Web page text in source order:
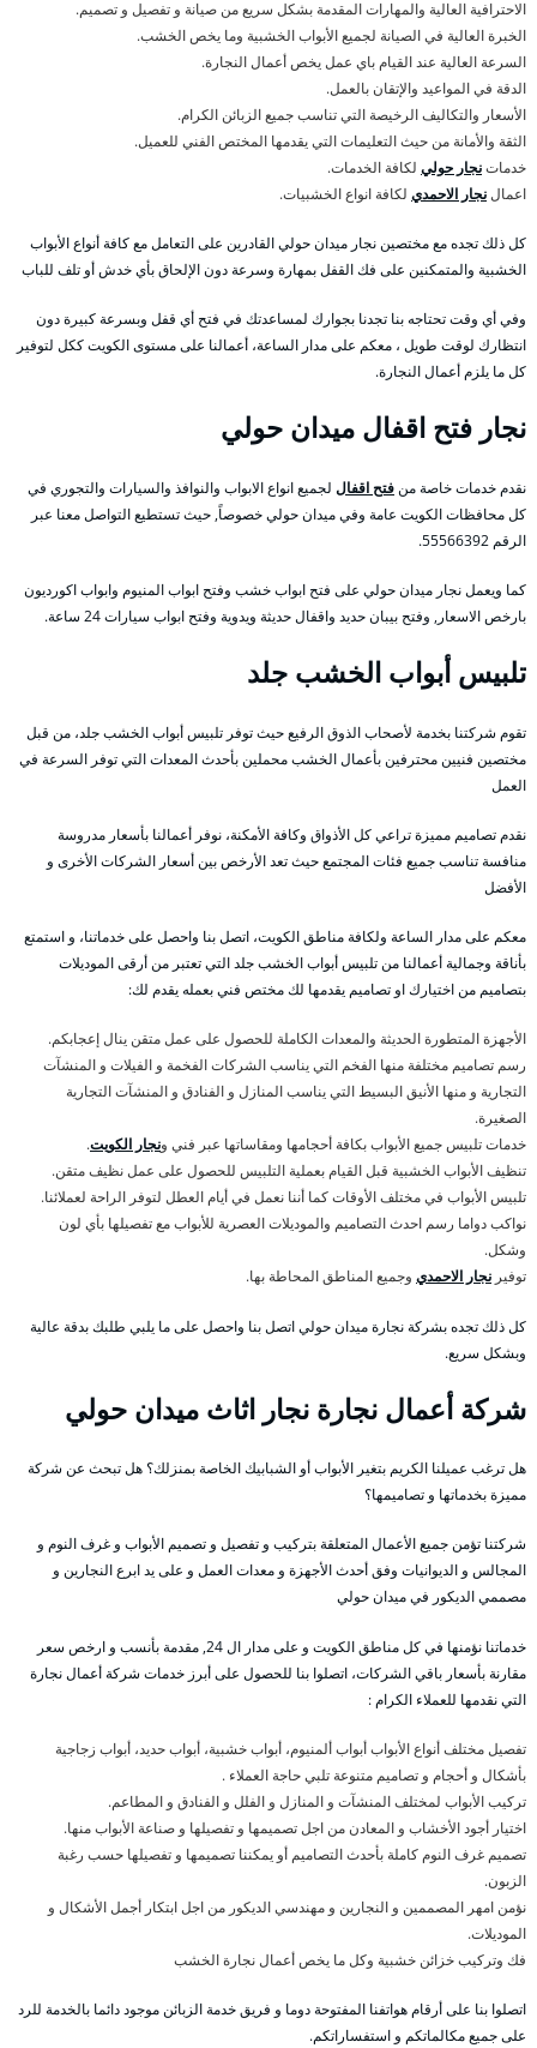
الاحترافية العالية والمهارات المقدمة بشكل سريع من صيانة و تفصيل و تصميم.
الخبرة العالية في الصيانة لجميع الأبواب الخشبية وما يخص الخشب.
السرعة العالية عند القيام باي عمل يخص أعمال النجارة.
الدقة في المواعيد والإتقان بالعمل.
الأسعار والتكاليف الرخيصة التي تناسب جميع الزبائن الكرام.
الثقة والأمانة من حيث التعليمات التي يقدمها المختص الفني للعميل.
خدماتنجار حولي لكافة الخدمات.
اعمالنجار الاحمدي لكافة انواع الخشبيات.
كل ذلك تجده مع مختصين نجار ميدان حولي القادرين على التعامل مع كافة أنواع الأبواب
الخشبية والمتمكنين على فك القفل بمهارة وسرعة دون الإلحاق بأي خدش أو تلف للباب
وفي أي وقت تحتاجه بنا تجدنا بجوارك لمساعدتك في فتح أي قفل وبسرعة كبيرة دون
انتظارك لوقت طويل ، معكم على مدار الساعة، أعمالنا على مستوى الكويت ككل لتوفير
كل ما يلزم أعمال النجارة.
نجار فتح اقفال ميدان حولي
نقدم خدمات خاصة منفتح اقفال لجميع انواع الابواب والنوافذ والسيارات والتجوري في
كل محافظات الكويت عامة وفي ميدان حولي خصوصاً, حيث تستطيع التواصل معنا عبر
الرقم 55566392.
كما ويعمل نجار ميدان حولي على فتح ابواب خشب وفتح ابواب المنيوم وابواب اكورديون
بارخص الاسعار, وفتح بيبان حديد واقفال حديثة ويدوية وفتح ابواب سيارات 24 ساعة.
تلبيس أبواب الخشب جلد
تقوم شركتنا بخدمة لأصحاب الذوق الرفيع حيث توفر تلبيس أبواب الخشب جلد، من قبل
مختصين فنيين محترفين بأعمال الخشب محملين بأحدث المعدات التي توفر السرعة في
العمل
نقدم تصاميم مميزة تراعي كل الأذواق وكافة الأمكنة، نوفر أعمالنا بأسعار مدروسة
منافسة تناسب جميع فئات المجتمع حيث تعد الأرخص بين أسعار الشركات الأخرى و
الأفضل
معكم على مدار الساعة ولكافة مناطق الكويت، اتصل بنا واحصل على خدماتنا، و استمتع
بأناقة وجمالية أعمالنا من تلبيس أبواب الخشب جلد التي تعتبر من أرقى الموديلات
بتصاميم من اختيارك او تصاميم يقدمها لك مختص فني بعمله يقدم لك:
الأجهزة المتطورة الحديثة والمعدات الكاملة للحصول على عمل متقن ينال إعجابكم.
رسم تصاميم مختلفة منها الفخم التي يناسب الشركات الفخمة و الفيلات و المنشآت
التجارية و منها الأنيق البسيط التي يناسب المنازل و الفنادق و المنشآت التجارية
الصغيرة.
خدمات تلبيس جميع الأبواب بكافة أحجامها ومقاساتها عبر فني ونجار الكويت.
تنظيف الأبواب الخشبية قبل القيام بعملية التلبيس للحصول على عمل نظيف متقن.
تلبيس الأبواب في مختلف الأوقات كما أننا نعمل في أيام العطل لتوفر الراحة لعملائنا.
نواكب دواما رسم احدث التصاميم والموديلات العصرية للأبواب مع تفصيلها بأي لون
وشكل.
توفير نجار الاحمدي وجميع المناطق المحاطة بها.
كل ذلك تجده بشركة نجارة ميدان حولي اتصل بنا واحصل على ما يلبي طلبك بدقة عالية
وبشكل سريع.
شركة أعمال نجارة نجار اثاث ميدان حولي
هل ترغب عميلنا الكريم بتغير الأبواب أو الشبابيك الخاصة بمنزلك؟ هل تبحث عن شركة
مميزة بخدماتها و تصاميمها؟
شركتنا تؤمن جميع الأعمال المتعلقة بتركيب و تفصيل و تصميم الأبواب و غرف النوم و
المجالس و الديوانيات وفق أحدث الأجهزة و معدات العمل و على يد ابرع النجارين و
مصممي الديكور في ميدان حولي
خدماتنا نؤمنها في كل مناطق الكويت و على مدار ال 24, مقدمة بأنسب و ارخص سعر
مقارنة بأسعار باقي الشركات، اتصلوا بنا للحصول على أبرز خدمات شركة أعمال نجارة
التي نقدمها للعملاء الكرام :
تفصيل مختلف أنواع الأبواب أبواب ألمنيوم، أبواب خشبية، أبواب حديد، أبواب زجاجية
بأشكال و أحجام و تصاميم متنوعة تلبي حاجة العملاء .
تركيب الأبواب لمختلف المنشآت و المنازل و الفلل و الفنادق و المطاعم.
اختيار أجود الأخشاب و المعادن من اجل تصميمها و تفصيلها و صناعة الأبواب منها.
تصميم غرف النوم كاملة بأحدث التصاميم أو يمكننا تصميمها و تفصيلها حسب رغبة
الزبون.
نؤمن امهر المصممين و النجارين و مهندسي الديكور من اجل ابتكار أجمل الأشكال و
الموديلات.
فك وتركيب خزائن خشبية وكل ما يخص أعمال نجارة الخشب
اتصلوا بنا على أرقام هواتفنا المفتوحة دوما و فريق خدمة الزبائن موجود دائما بالخدمة للرد
على جميع مكالماتكم و استفساراتكم.